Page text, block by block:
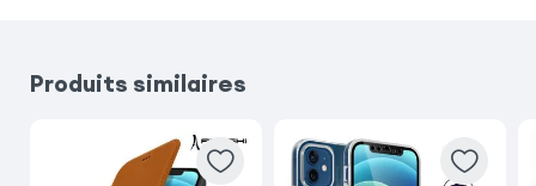
Produits similaires